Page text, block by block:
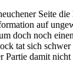
Seite die
auf
doch noch
tat sich
Partie damit nicht